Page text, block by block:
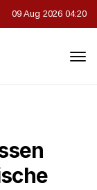
09 Aug 2026 04:20